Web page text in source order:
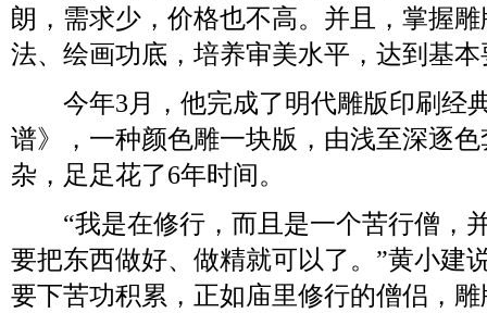
朗，需求少，价格也不高。并且，掌握
法、绘画功底，培养审美水平，达到基
今年3月，他完成了明代雕版印刷经
谱》，一种颜色雕一块版，由浅至深逐
杂，足足花了6年时间。
“我是在修行，而且是一个苦行僧，
要把东西做好、做精就可以了。”黄小建
要下苦功积累，正如庙里修行的僧侣，